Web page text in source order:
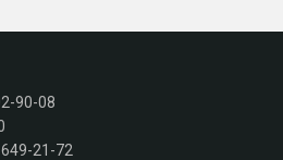
90-08
21-72